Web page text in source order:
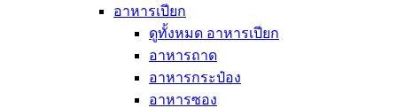
อาหารเปียก
ดูทั้งหมด อาหารเปียก
อาหารถาด
อาหารกระป๋อง
อาหารซอง